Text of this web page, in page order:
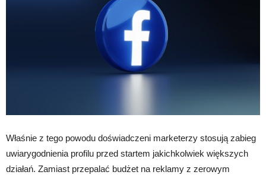
Właśnie z tego powodu doświadczeni marketerzy stosują zabieg
uwiarygodnienia profilu przed startem jakichkolwiek większych
działań. Zamiast przepalać budżet na reklamy z zerowym